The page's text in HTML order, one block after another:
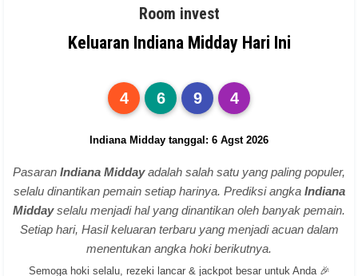
Room invest
Keluaran Indiana Midday Hari Ini
4 6 9 4
Indiana Midday tanggal: 6 Agst 2026
Pasaran Indiana Middayadalah salah satu yang paling populer,
selalu dinantikan pemain setiap harinya. Prediksi angka Indiana
Middayselalu menjadi hal yang dinantikan oleh banyak pemain.
Setiap hari, Hasil keluaran terbaru yang menjadi acuan dalam
menentukan angka hoki berikutnya.
Semoga hoki selalu, rezeki lancar & jackpot besar untuk Anda 🎉